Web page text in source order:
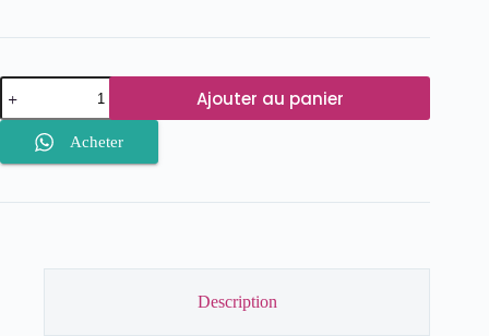
quantité
de
TOPICREM
PROTECT
Ajouter au panier
Acheter
Description